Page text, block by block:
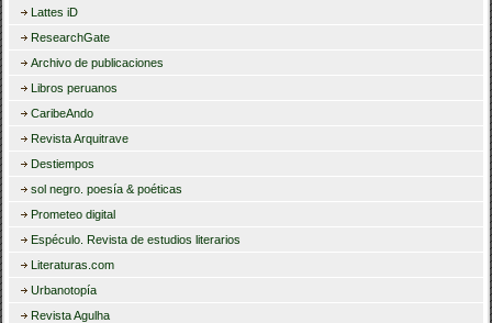
Lattes iD
ResearchGate
Archivo de publicaciones
Libros peruanos
CaribeAndo
Revista Arquitrave
Destiempos
sol negro. poesía & poéticas
Prometeo digital
Espéculo. Revista de estudios literarios
Literaturas.com
Urbanotopía
Revista Agulha